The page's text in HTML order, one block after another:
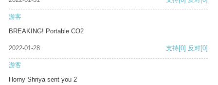
游客
BREAKING! Portable CO2
2022-01-28 支持[0] 反对[0]
游客
Horny Shriya sent you 2